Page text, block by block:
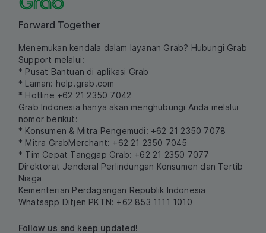
Forward Together
Menemukan kendala dalam layanan Grab? Hubungi Grab
Support melalui:
* Pusat Bantuan di aplikasi Grab
* Laman: help.grab.com
* Hotline +62 21 2350 7042
Grab Indonesia hanya akan menghubungi Anda melalui
nomor berikut:
* Konsumen & Mitra Pengemudi: +62 21 2350 7078
* Mitra GrabMerchant: +62 21 2350 7045
* Tim Cepat Tanggap Grab: +62 21 2350 7077
Direktorat Jenderal Perlindungan Konsumen dan Tertib
Niaga
Kementerian Perdagangan Republik Indonesia
Whatsapp Ditjen PKTN: +62 853 1111 1010
Follow us and keep updated!